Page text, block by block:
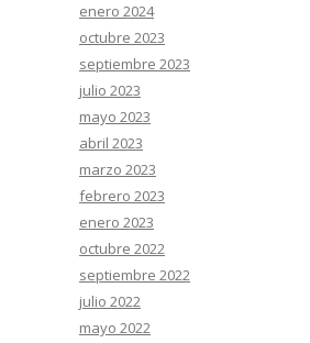
enero 2024
octubre 2023
septiembre 2023
julio 2023
mayo 2023
abril 2023
marzo 2023
febrero 2023
enero 2023
octubre 2022
septiembre 2022
julio 2022
mayo 2022